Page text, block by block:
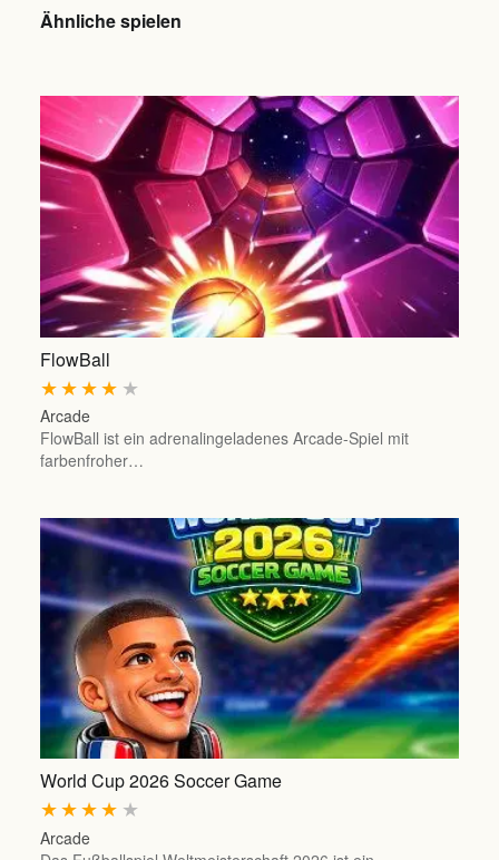
Ähnliche spielen
FlowBall
★
★
★
★
★
Arcade
FlowBall ist ein adrenalingeladenes Arcade-Spiel mit
farbenfroher…
World Cup 2026 Soccer Game
★
★
★
★
★
Arcade